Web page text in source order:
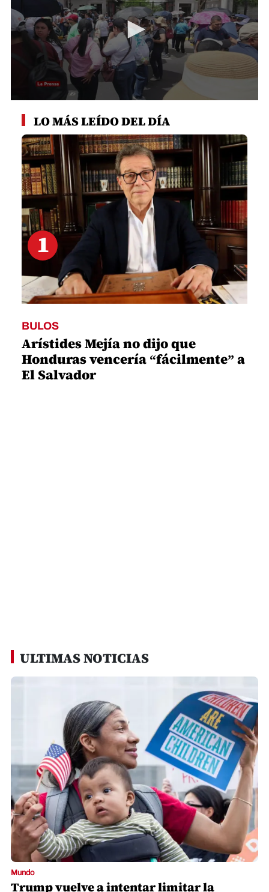
seconds
minute,
seconds
LO MÁS LEÍDO DEL DÍA
1
BULOS
Arístides Mejía no dijo que
Honduras vencería “fácilmente” a
El Salvador
ULTIMAS NOTICIAS
Mundo
Trump vuelve a intentar limitar la